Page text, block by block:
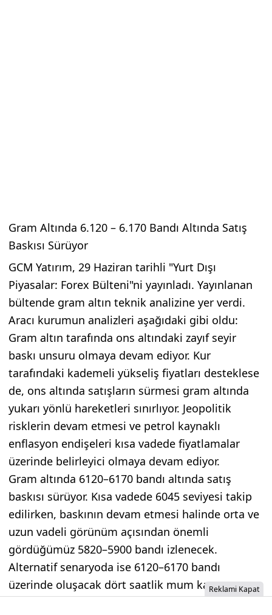
Gram Altında 6.120 – 6.170 Bandı Altında Satış
Baskısı Sürüyor
GCM Yatırım, 29 Haziran tarihli "Yurt Dışı
Piyasalar: Forex Bülteni"ni yayınladı. Yayınlanan
bültende gram altın teknik analizine yer verdi.
Aracı kurumun analizleri aşağıdaki gibi oldu:
Gram altın tarafında ons altındaki zayıf seyir
baskı unsuru olmaya devam ediyor. Kur
tarafındaki kademeli yükseliş fiyatları desteklese
de, ons altında satışların sürmesi gram altında
yukarı yönlü hareketleri sınırlıyor. Jeopolitik
risklerin devam etmesi ve petrol kaynaklı
enflasyon endişeleri kısa vadede fiyatlamalar
üzerinde belirleyici olmaya devam ediyor.
Gram altında 6120–6170 bandı altında satış
baskısı sürüyor. Kısa vadede 6045 seviyesi takip
edilirken, baskının devam etmesi halinde orta ve
uzun vadeli görünüm açısından önemli
gördüğümüz 5820–5900 bandı izlenecek.
Alternatif senaryoda ise 6120–6170 bandı
üzerinde oluşacak dört saatlik mum kapanışı,
Reklami Kapat